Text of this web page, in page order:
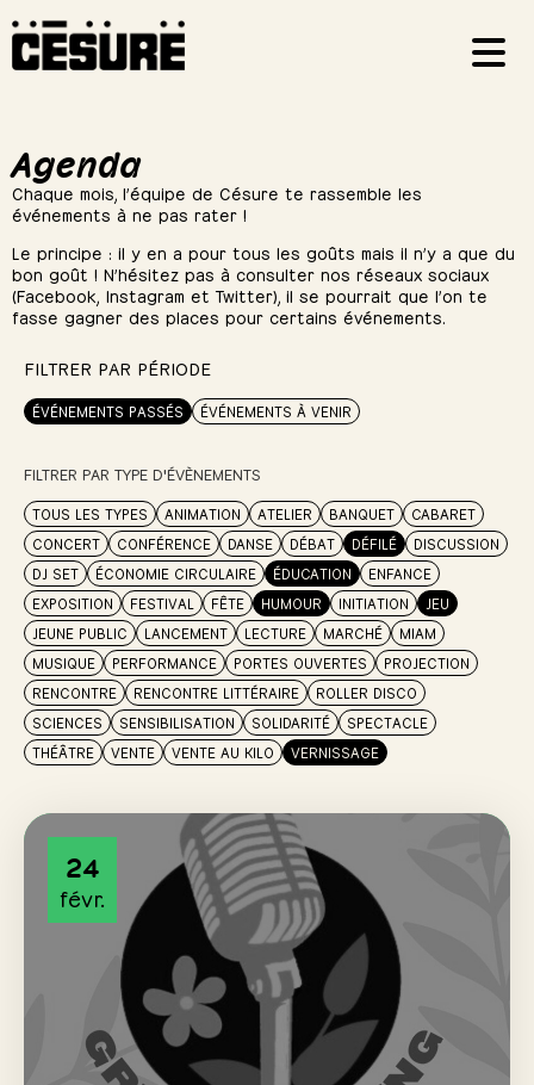
Agenda
Chaque mois, l’équipe de Césure te rassemble les
événements à ne pas rater !
Le principe : il y en a pour tous les goûts mais il n’y a que du
bon goût ! N’hésitez pas à consulter nos réseaux sociaux
(Facebook, Instagram et Twitter), il se pourrait que l’on te
fasse gagner des places pour certains événements.
FILTRER PAR PÉRIODE
ÉVÉNEMENTS PASSÉS ÉVÉNEMENTS À VENIR
FILTRER PAR TYPE D'ÉVÈNEMENTS
TOUS LES TYPES ANIMATION ATELIER BANQUET
CABARET
CONCERT
CONFÉRENCE DANSE DÉBAT DÉFILÉ
DISCUSSION
DJ SET
ÉCONOMIE CIRCULAIRE ÉDUCATION
ENFANCE
EXPOSITION
FESTIVAL FÊTE HUMOUR INITIATION
JEU
JEUNE PUBLIC
LANCEMENT LECTURE MARCHÉ
MIAM
MUSIQUE
PERFORMANCE PORTES OUVERTES
PROJECTION
RENCONTRE
RENCONTRE LITTÉRAIRE
ROLLER DISCO
SCIENCES
SENSIBILISATION SOLIDARITÉ
SPECTACLE
THÉÂTRE
VENTE VENTE AU KILO VERNISSAGE
24
févr.